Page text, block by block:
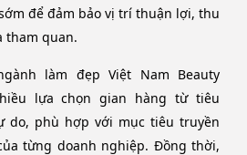
để đảm bảo vị trí thuận lợi, thu
tham quan.
làm đẹp Việt Nam Beauty
lựa chọn gian hàng từ tiêu
do, phù hợp với mục tiêu truyền
từng doanh nghiệp. Đồng thời,